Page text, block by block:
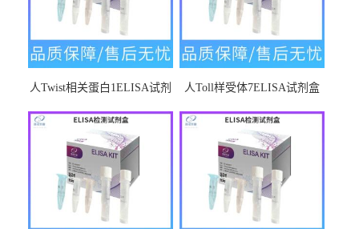
人Twist相关蛋白1ELISA试剂
人Toll样受体7ELISA试剂盒